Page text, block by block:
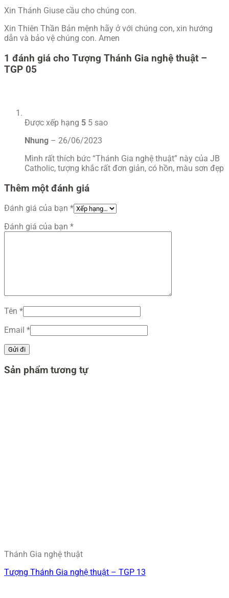
Xin Thánh Giuse cầu cho chúng con.
Xin Thiên Thần Bản mệnh hãy ở với chúng con, xin hướng
dẫn và bảo vệ chúng con. Amen
1 đánh giá cho Tượng Thánh Gia nghệ thuật –
TGP 05
Được xếp hạng 5 5 sao
Nhung – 26/06/2023
Mình rất thích bức “Thánh Gia nghệ thuật” này của JB
Catholic, tượng khắc rất đơn giản, có hồn, màu sơn đẹp
Thêm một đánh giá
Đánh giá của bạn *
Đánh giá của bạn *
Tên *
Email *
Sản phẩm tương tự
Thánh Gia nghệ thuật
Tượng Thánh Gia nghệ thuật – TGP 13